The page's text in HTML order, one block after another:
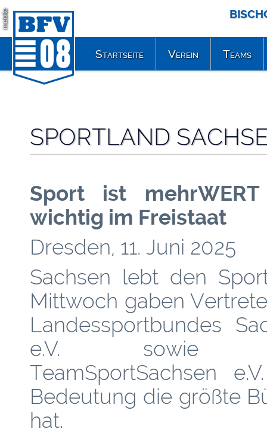
mobile
SPORTLAND
Sport ist
wichtig im Freistaat
Dresden, 11. Juni 2025
Sachsen lebt den
Mittwoch gaben
Landessportbundes
e.V. sowie
TeamSportSachsen
Bedeutung die größte
hat.
Startseite Verein Teams